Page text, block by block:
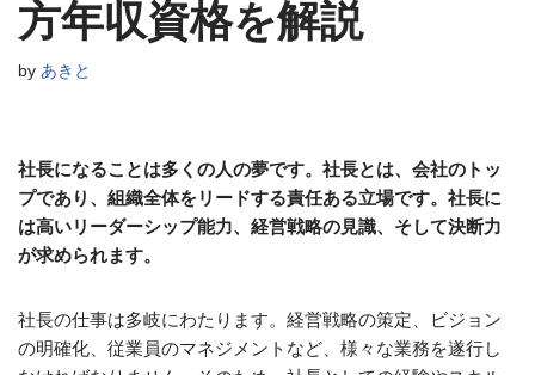
方年収資格を解説
by あきと
社長になることは多くの人の夢です。社長とは、会社のトッ
プであり、組織全体をリードする責任ある立場です。社長に
は高いリーダーシップ能力、経営戦略の見識、そして決断力
が求められます。
社長の仕事は多岐にわたります。経営戦略の策定、ビジョン
の明確化、従業員のマネジメントなど、様々な業務を遂行し